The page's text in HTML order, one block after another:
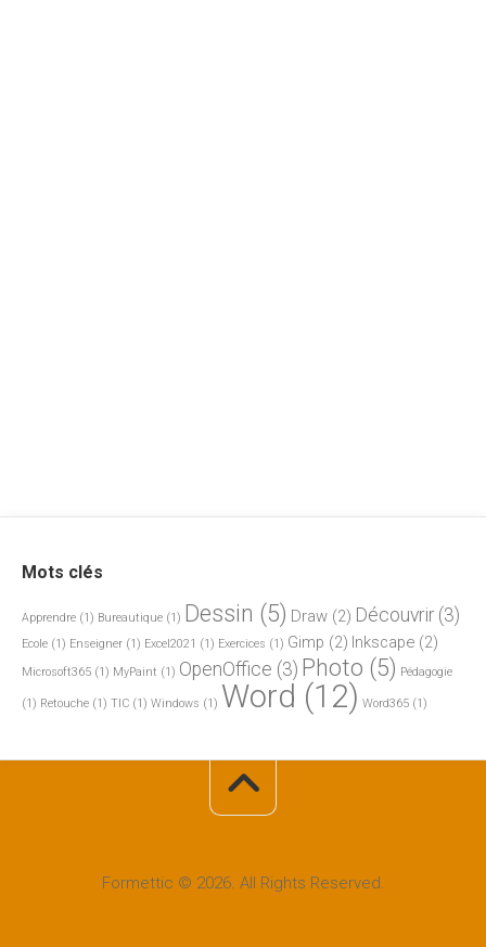
Mots clés
Apprendre (1) Bureautique (1) Dessin (5) Draw (2) Découvrir(3)
Ecole (1) Enseigner (1) Excel2021 (1) Exercices (1) Gimp (2) Inkscape (2)
Microsoft365 (1) MyPaint (1) OpenOffice (3) Photo (5) Pédagogie
(1) Retouche (1) TIC (1) Windows (1) Word (12) Word365 (1)
Formettic © 2026. All Rights Reserved.